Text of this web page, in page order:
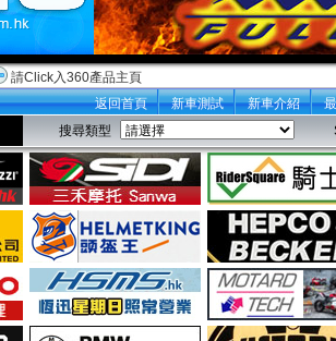
請Click入360產品主頁
返回首頁
新車測試 新車介紹
搜尋類型